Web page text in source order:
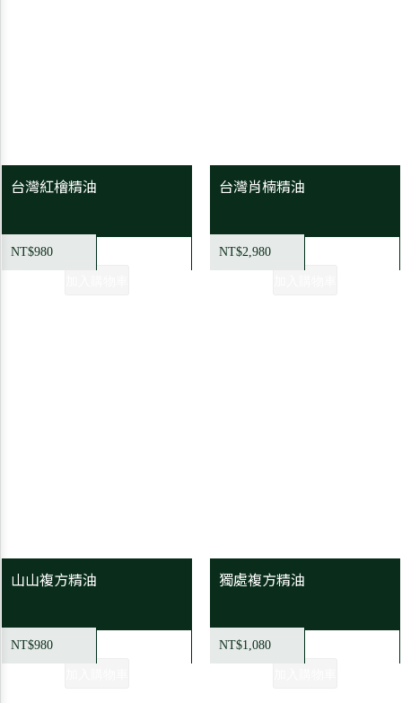
台灣紅檜精油
NT$980
台灣肖楠精油
NT$2,980
山山複方精油
NT$980
獨處複方精油
NT$1,080